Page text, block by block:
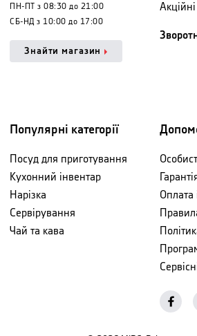
ПН-ПТ з 08:30 до 21:00
СБ-НД з 10:00 до 17:00
Знайти магазин
Популярні категорії
Посуд для приготування
Кухонний інвентар
Нарізка
Сервірування
Чай та кава
Оплата